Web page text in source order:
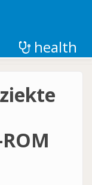
health